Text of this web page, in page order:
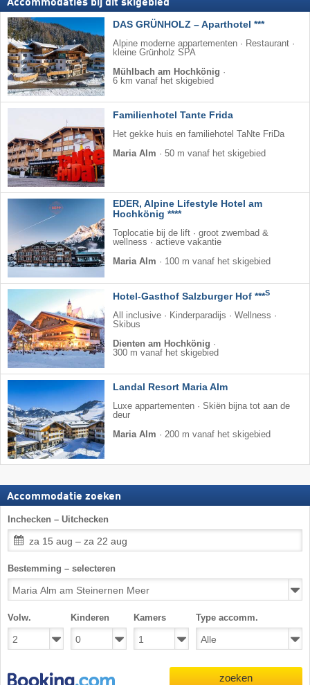
Accommodaties bij dit skigebied
DAS GRÜNHOLZ – Aparthotel ***
Alpine moderne appartementen · Restaurant ·
kleine Grünholz SPA
Mühlbach am Hochkönig ·
6 km vanaf het skigebied
Familienhotel Tante Frida
Het gekke huis en familiehotel TaNte FriDa
Maria Alm · 50 m vanaf het skigebied
EDER, Alpine Lifestyle Hotel am
Hochkönig ****
Toplocatie bij de lift · groot zwembad &
wellness · actieve vakantie
Maria Alm · 100 m vanaf het skigebied
Hotel-Gasthof Salzburger Hof ***S
All inclusive · Kinderparadijs · Wellness ·
Skibus
Dienten am Hochkönig ·
300 m vanaf het skigebied
Landal Resort Maria Alm
Luxe appartementen · Skiën bijna tot aan de
deur
Maria Alm · 200 m vanaf het skigebied
Accommodatie zoeken
Inchecken – Uitchecken
za 15 aug – za 22 aug
Bestemming – selecteren
Volw. Kinderen Kamers Type accomm.
zoeken